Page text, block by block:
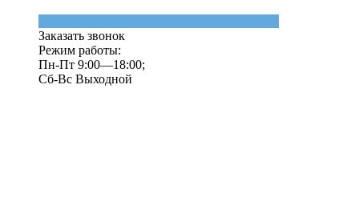
Заказать звонок
Режим работы:
Пн-Пт 9:00—18:00;
Сб-Вс Выходной